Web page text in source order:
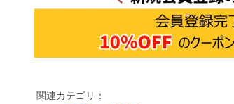
関連カテゴリ：